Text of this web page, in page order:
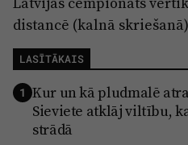
distancē (kalnā
LASĪTĀKAIS
1 Kur un kā pludmalē
Sieviete atklāj viltību,
strādā